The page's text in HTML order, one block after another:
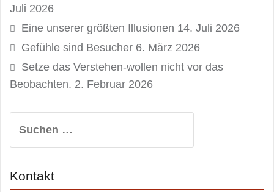
Juli 2026
Eine unserer größten Illusionen 14. Juli 2026
Gefühle sind Besucher 6. März 2026
Setze das Verstehen-wollen nicht vor das
Beobachten. 2. Februar 2026
nach:
Kontakt